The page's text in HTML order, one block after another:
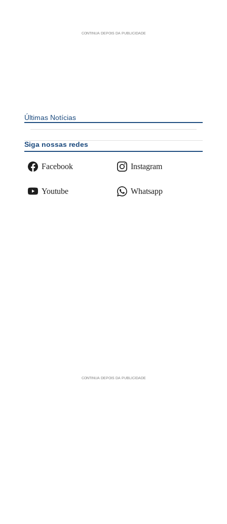
Últimas Notícias
Siga nossas redes
Facebook Instagram
Youtube Whatsapp